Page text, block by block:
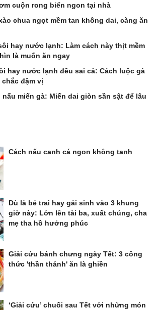
cuộn rong biển ngon tại nhà
chua ngọt mềm tan không dai, càng ăn
hay nước lạnh: Làm cách này thịt mềm
là muốn ăn ngay
hay nước lạnh đều sai cả: Cách luộc gà
đậm vị
miến gà: Miến dai giòn sần sật để lâu
Cách nấu canh cá ngon không tanh
Dù là bé trai hay gái sinh vào 3 khung
giờ này: Lớn lên tài ba, xuất chúng, cha
mẹ tha hồ hưởng phúc
Giải cứu bánh chưng ngày Tết: 3 công
thức 'thần thánh' ăn là ghiền
‘Giải cứu’ chuối sau Tết với những món